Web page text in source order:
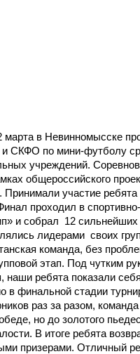
марта в Невинномысске
СКФО по мини-футболу
учреждений.
общероссийского
участие ребята
проходил в
и собрал 12 сильнейших
лидерами своих
команда, без
этап. Под чутким
наши ребята показали
в финальной стадии
раз за разом, команда
но до золотого
В итоге ребята
призерами. Отличный